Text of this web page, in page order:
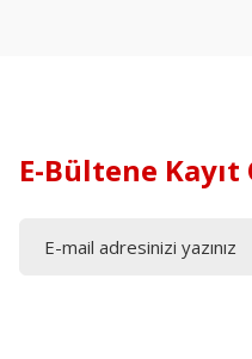
E-Bültene Kayıt